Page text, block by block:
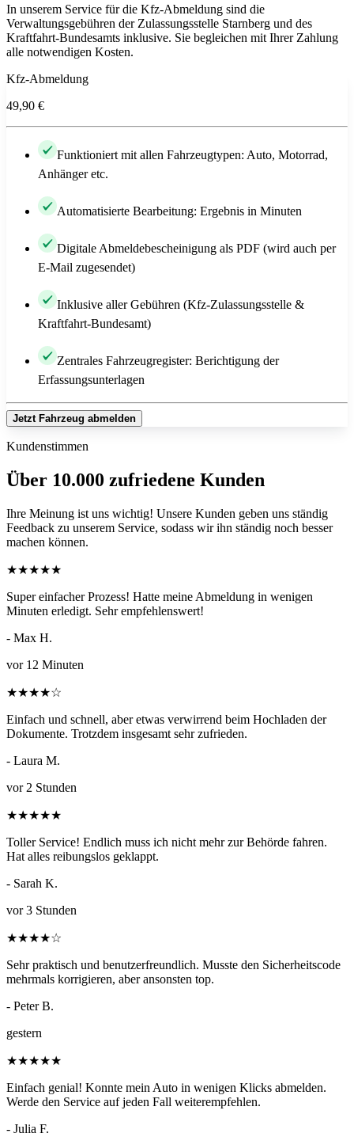
In unserem Service für die Kfz-Abmeldung sind die
Verwaltungsgebühren der Zulassungsstelle Starnberg und des
Kraftfahrt-Bundesamts inklusive. Sie begleichen mit Ihrer Zahlung
alle notwendigen Kosten.
Kfz-Abmeldung
49,90 €
Funktioniert mit allen Fahrzeugtypen: Auto, Motorrad,
Anhänger etc.
Automatisierte Bearbeitung: Ergebnis in Minuten
Digitale Abmeldebescheinigung als PDF (wird auch per
E-Mail zugesendet)
Inklusive aller Gebühren (Kfz-Zulassungsstelle &
Kraftfahrt-Bundesamt)
Zentrales Fahrzeugregister: Berichtigung der
Erfassungsunterlagen
Jetzt Fahrzeug abmelden
Kundenstimmen
Über 10.000 zufriedene Kunden
Ihre Meinung ist uns wichtig! Unsere Kunden geben uns ständig
Feedback zu unserem Service, sodass wir ihn ständig noch besser
machen können.
★★★★★
Super einfacher Prozess! Hatte meine Abmeldung in wenigen
Minuten erledigt. Sehr empfehlenswert!
- Max H.
vor 12 Minuten
★★★★☆
Einfach und schnell, aber etwas verwirrend beim Hochladen der
Dokumente. Trotzdem insgesamt sehr zufrieden.
- Laura M.
vor 2 Stunden
★★★★★
Toller Service! Endlich muss ich nicht mehr zur Behörde fahren.
Hat alles reibungslos geklappt.
- Sarah K.
vor 3 Stunden
★★★★☆
Sehr praktisch und benutzerfreundlich. Musste den Sicherheitscode
mehrmals korrigieren, aber ansonsten top.
- Peter B.
gestern
★★★★★
Einfach genial! Konnte mein Auto in wenigen Klicks abmelden.
Werde den Service auf jeden Fall weiterempfehlen.
- Julia F.